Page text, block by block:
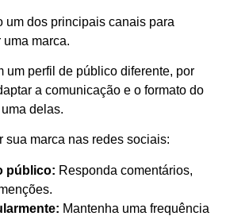
um dos principais canais para
marca.
um perfil de público diferente, por
a comunicação e o formato do
delas.
sua marca nas redes sociais:
público: Responda comentários,
Mantenha uma frequência